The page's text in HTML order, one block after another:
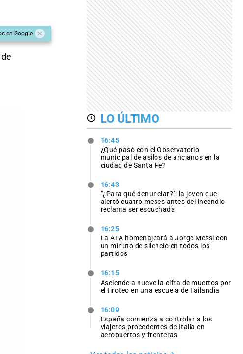
en Google
LO ÚLTIMO
16:45
¿Qué pasó con el Observatorio
municipal de asilos de ancianos en la
ciudad de Santa Fe?
16:43
"¿Para qué denunciar?": la joven que
alertó cuatro meses antes del incendio
reclama ser escuchada
16:25
La AFA homenajeará a Jorge Messi con
un minuto de silencio en todos los
partidos
16:15
Asciende a nueve la cifra de muertos por
el tiroteo en una escuela de Tailandia
16:09
España comienza a controlar a los
viajeros procedentes de Italia en
aeropuertos y fronteras